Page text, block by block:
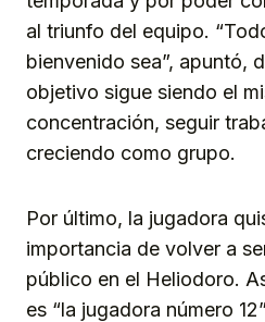
al triunfo del equipo.
bienvenido sea”, apuntó,
objetivo sigue siendo el
concentración, seguir
creciendo como grupo.
Por último, la jugadora
importancia de volver a
público en el Heliodoro.
es “la jugadora número